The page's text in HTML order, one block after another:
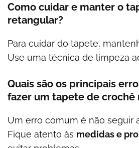
Como cuidar e manter o
retangular?
Para cuidar do tapete,
Use uma técnica de limpeza
Quais são os principais
fazer um tapete de crochê
Um erro comum é não seguir
Fique atento às medidas e